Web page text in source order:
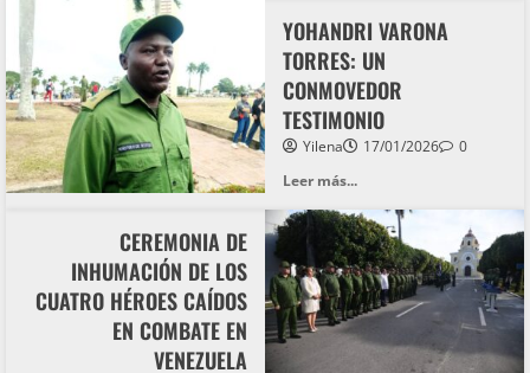
YOHANDRI VARONA
TORRES: UN
CONMOVEDOR
TESTIMONIO
Yilena 17/01/2026
0
Leer más...
CEREMONIA DE
INHUMACIÓN DE LOS
CUATRO HÉROES CAÍDOS
EN COMBATE EN
VENEZUELA